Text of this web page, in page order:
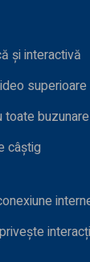
și interactivă
superioare
toate
câștig